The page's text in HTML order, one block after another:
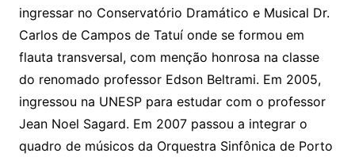
ingressar no Conservatório Dramático e Musical Dr.
Carlos de Campos de Tatuí onde se formou em
flauta transversal, com menção honrosa na classe
do renomado professor Edson Beltrami. Em 2005,
ingressou na UNESP para estudar com o professor
Jean Noel Sagard. Em 2007 passou a integrar o
quadro de músicos da Orquestra Sinfônica de Porto